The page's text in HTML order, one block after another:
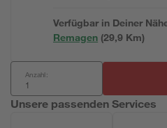
Verfügbar in Deiner
Remagen (29,9 Km)
Anzahl:
Unsere passenden Services